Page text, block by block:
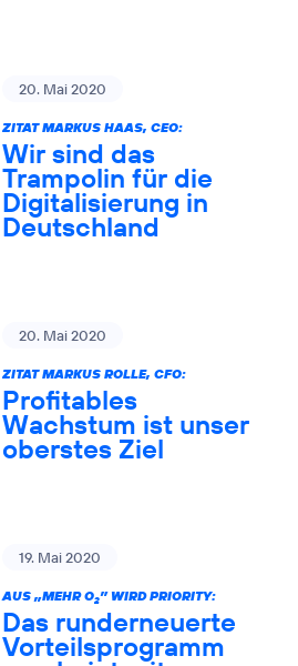
20. Mai 2020
ZITAT MARKUS HAAS, CEO:
Wir sind das
Trampolin für die
Digitalisierung in
Deutschland
20. Mai 2020
ZITAT MARKUS ROLLE, CFO:
Profitables
Wachstum ist unser
oberstes Ziel
19. Mai 2020
AUS „MEHR O2” WIRD PRIORITY:
Das runderneuerte
Vorteilsprogramm